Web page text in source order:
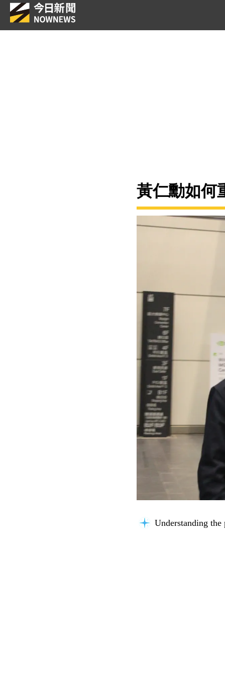
黃仁勳如何
Understanding the